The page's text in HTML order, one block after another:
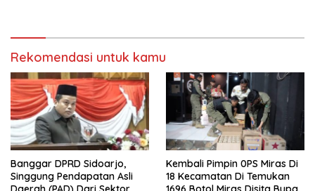
Rekomendasi untuk kamu
Banggar DPRD Sidoarjo,
Singgung Pendapatan Asli
Kembali Pimpin 0PS Miras Di
18 Kecamatan Di Temukan